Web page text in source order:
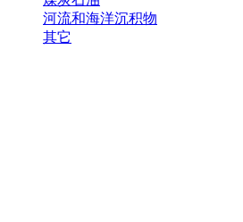
河流和海洋沉积物
其它